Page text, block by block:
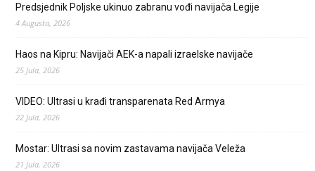
Predsjednik Poljske ukinuo zabranu vođi navijača Legije
4 Augusta, 2026
Haos na Kipru: Navijači AEK-a napali izraelske navijače
25 Jula, 2026
VIDEO: Ultrasi u krađi transparenata Red Armya
22 Jula, 2026
Mostar: Ultrasi sa novim zastavama navijača Veleža
21 Jula, 2026